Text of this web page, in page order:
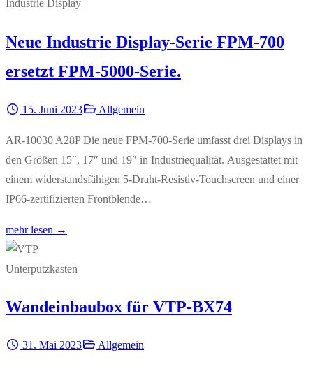
Neue Industrie Display-Serie FPM-700
ersetzt FPM-5000-Serie.
15. Juni 2023 Allgemein
AR-10030 A28P Die neue FPM-700-Serie umfasst drei Displays in
den Größen 15″, 17″ und 19″ in Industriequalität. Ausgestattet mit
einem widerstandsfähigen 5-Draht-Resistiv-Touchscreen und einer
IP66-zertifizierten Frontblende…
mehr lesen →
Wandeinbaubox für VTP-BX74
31. Mai 2023 Allgemein